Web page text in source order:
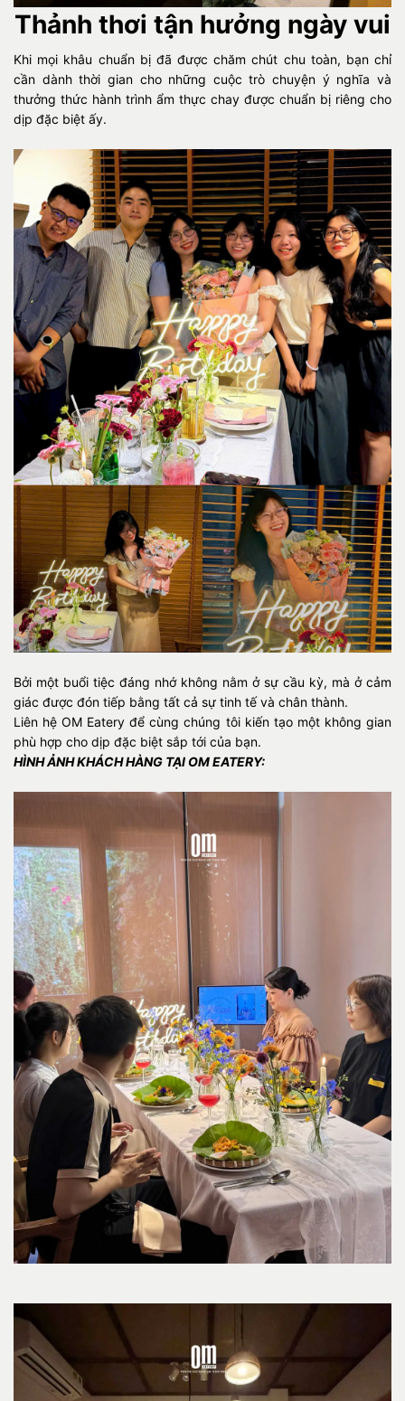
Thảnh thơi tận hưởng ngày vui
Khi mọi khâu chuẩn bị đã được chăm chút chu toàn, bạn chỉ
cần dành thời gian cho những cuộc trò chuyện ý nghĩa và
thưởng thức hành trình ẩm thực chay được chuẩn bị riêng cho
dịp đặc biệt ấy.
Bởi một buổi tiệc đáng nhớ không nằm ở sự cầu kỳ, mà ở cảm
giác được đón tiếp bằng tất cả sự tinh tế và chân thành.
Liên hệ OM Eatery để cùng chúng tôi kiến tạo một không gian
phù hợp cho dịp đặc biệt sắp tới của bạn.
HÌNH ẢNH KHÁCH HÀNG TẠI OM EATERY: